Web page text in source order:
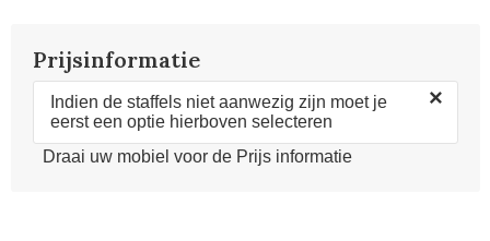
Prijsinformatie
Indien de staffels niet aanwezig zijn moet je
eerst een optie hierboven selecteren
×
Draai uw mobiel voor de Prijs informatie